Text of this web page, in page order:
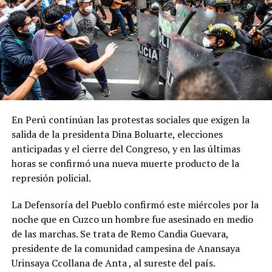
segundo, el tercero, o si es incluso la segunda dosis para
completar el esquema primario. Es muy relevante tener la
cobertura de vacunación”, destacó Vizzotti.
Para la funcionaria, el temario es “suficientemente
importante y extenso como para que la oposición
entienda que en el libre democrático y en el libre juego
de las instituciones hay que sentarse a debatir” y pidió
“no extorsionar al gobierno y, por lo tanto, a la sociedad
con solo tratar los temas que a ellos les interesa ”.
los integrantes de la Corte Suprema de Justicia y para
ampliar su número de integrantes, el gobierno buscará
que lleguen al recinto los proyectos de modificación de
la Ley de Tránsito y Seguridad Vial sobre Alcoholemia
Cero para la conducción de vehículo; y el de de
En Perú continúan las protestas sociales que exigen la
salida de la presidenta Dina Boluarte, elecciones
anticipadas y el cierre del Congreso, y en las últimas
horas se confirmó una nueva muerte producto de la
represión policial.
La Defensoría del Pueblo confirmó este miércoles por la
noche que en Cuzco un hombre fue asesinado en medio
de las marchas. Se trata de Remo Candia Guevara,
presidente de la comunidad campesina de Anansaya
Urinsaya Ccollana de Anta , al sureste del país.